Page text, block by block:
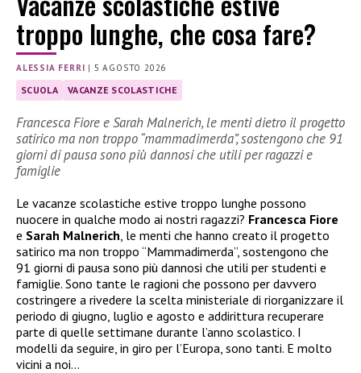
troppo lunghe, che cosa fare?
ALESSIA FERRI | 5 AGOSTO 2026
SCUOLA VACANZE SCOLASTICHE
Francesca Fiore e Sarah Malnerich, le menti dietro il progetto
satirico ma non troppo “mammadimerda”, sostengono che 91
giorni di pausa sono più dannosi che utili per ragazzi e
famiglie
Le vacanze scolastiche estive troppo lunghe possono
nuocere in qualche modo ai nostri ragazzi? Francesca Fiore
e Sarah Malnerich , le menti che hanno creato il progetto
satirico ma non troppo “Mammadimerda”, sostengono che
91 giorni di pausa sono più dannosi che utili per studenti e
famiglie. Sono tante le ragioni che possono per davvero
costringere a rivedere la scelta ministeriale di riorganizzare il
periodo di giugno, luglio e agosto e addirittura recuperare
parte di quelle settimane durante l’anno scolastico. I
modelli da seguire, in giro per l’Europa, sono tanti. E molto
vicini a noi…